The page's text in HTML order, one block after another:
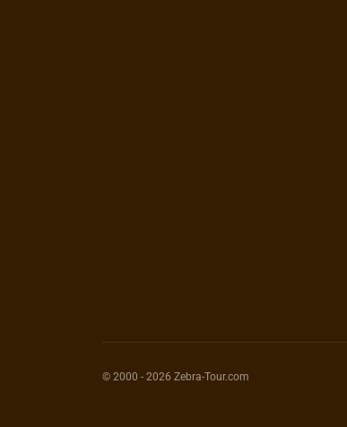
© 2000 - 2026 Zebra-Tour.com